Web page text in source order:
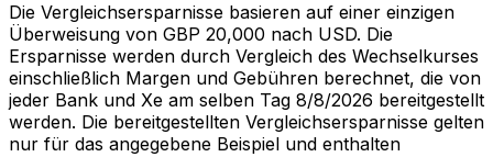
Die Vergleichsersparnisse basieren auf einer einzigen
Überweisung von GBP 20,000 nach USD. Die
Ersparnisse werden durch Vergleich des Wechselkurses
einschließlich Margen und Gebühren berechnet, die von
jeder Bank und Xe am selben Tag 8/8/2026 bereitgestellt
werden. Die bereitgestellten Vergleichsersparnisse gelten
nur für das angegebene Beispiel und enthalten